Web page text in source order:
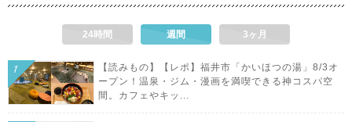
24時間 週間 3ヶ月
【読みもの】【レポ】福井市「かいほつの湯」8/3オ
ープン！温泉・ジム・漫画を満喫できる神コスパ空
間。カフェやキッ...